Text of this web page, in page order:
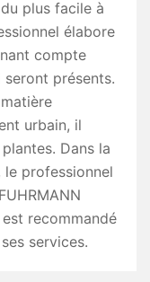
plus facile à
élabore
compte
seront présents.
urbain, il
Dans la
le professionnel
recommandé
services.